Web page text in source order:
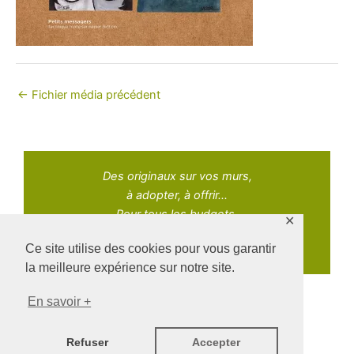
Ce site utilise des cookies pour vous garantir
la meilleure expérience sur notre site.
En savoir +
Refuser Accepter
✕
← Fichier média précédent
Des originaux sur vos murs,
à adopter, à offrir...
Pour tous les budgets.